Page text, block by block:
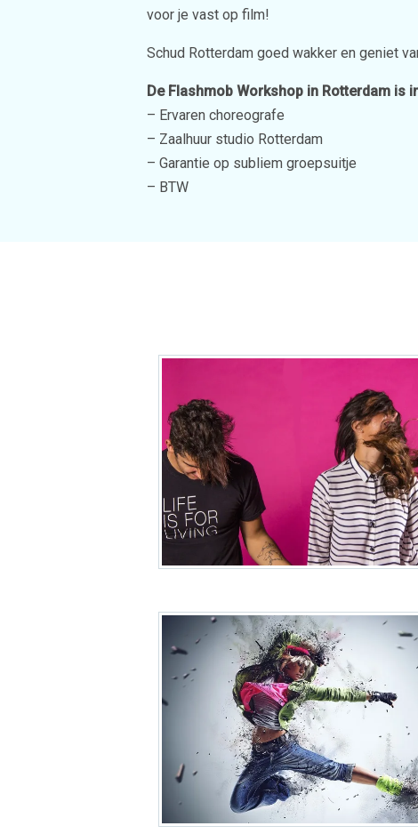
voor je vast op film!
Schud Rotterdam goed wakker en geniet
De Flashmob Workshop in Rotterdam is
– Ervaren choreografe
– Zaalhuur studio Rotterdam
– Garantie op subliem groepsuitje
– BTW